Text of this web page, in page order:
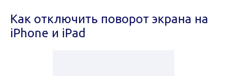
Как отключить поворот экрана на
iPhone и iPad